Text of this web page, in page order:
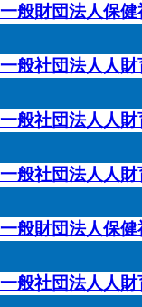
一般財団法人保健
一般社団法人人
一般社団法人人
一般社団法人人
一般財団法人保健
一般社団法人人